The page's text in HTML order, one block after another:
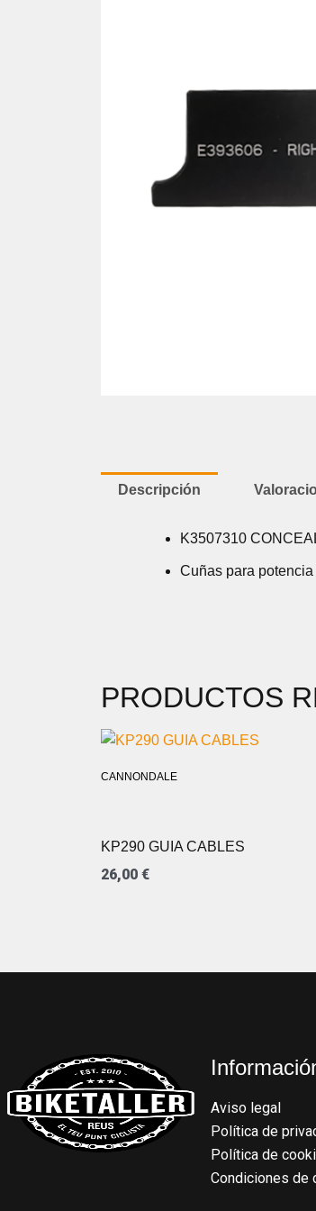
Descripción
K3507310
Cuñas para
PRODUCTOS
CANNONDALE
KP290 GUIA CABLES
26,00 €
Aviso legal
Política de
Política de
Condiciones de